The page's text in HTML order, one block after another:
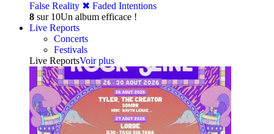
False Reality ✖︎ Faded Intentions
8 sur 10Un album efficace !
Live Reports
Concerts
Festivals
Live ReportsVoir plus